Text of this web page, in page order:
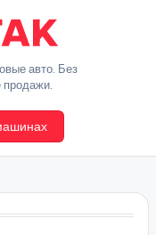
авто. Без
продажи.